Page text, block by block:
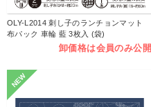
OLY-L2014 刺し子のランチョンマット
布パック 車輪 藍 3枚入 (袋)
卸価格は会員のみ公開
NEW